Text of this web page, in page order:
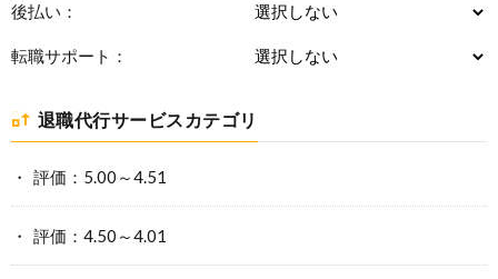
後払い：
転職サポート：
退職代行サービスカテゴリ
評価：5.00～4.51
評価：4.50～4.01